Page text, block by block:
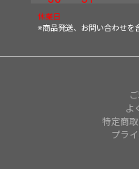
休業日
※商品発送、お問い合わせを
よ
特定商
プラ